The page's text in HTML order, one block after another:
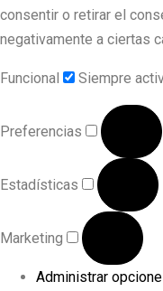
consentir o retirar el
negativamente a ciertas
Funcional Siempre
Preferencias
Estadísticas
Marketing
Administrar